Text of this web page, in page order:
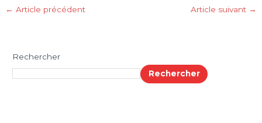
← Article précédent Article suivant →
Rechercher
Rechercher